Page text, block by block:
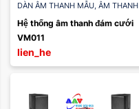
DÀN ÂM THANH MẪU, ÂM THANH
TIỆC CƯỚI
Hệ thống âm thanh đám cưới
VM011
lien_he